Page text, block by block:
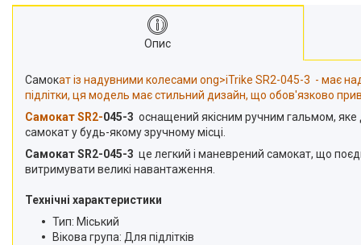
Опис
Самокат із надувними колесами ong>iTrike SR2-045-3 - має
підлітки, ця модель має стильний дизайн, що обов'язково
Самокат SR2-045-3 оснащений якісним ручним гальмом,
самокат у будь-якому зручному місці.
Самокат SR2-045-3 це легкий і маневрений самокат, що
витримувати великі навантаження.
Технічні характеристики
Тип: Міський
Вікова група: Для підлітків